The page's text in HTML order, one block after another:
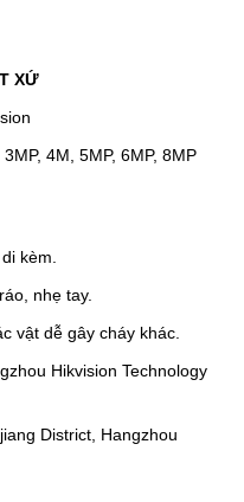
XỨ
4M, 5MP, 6MP, 8MP
kèm.
nhẹ tay.
vật dễ gây cháy khác.
Hikvision Technology
District, Hangzhou